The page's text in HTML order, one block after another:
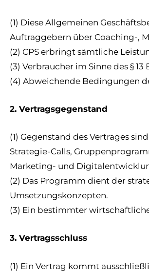
(1) Diese Allgemeinen
Auftraggebern über Coaching-,
(2) CPS erbringt sämtliche
(3) Verbraucher im Sinne des §
(4) Abweichende Bedingungen
2. Vertragsgegenstand
(1) Gegenstand des Vertrages
Strategie-Calls,
Marketing- und
(2) Das Programm dient der
Umsetzungskonzepten.
(3) Ein bestimmter
3. Vertragsschluss
(1) Ein Vertrag kommt